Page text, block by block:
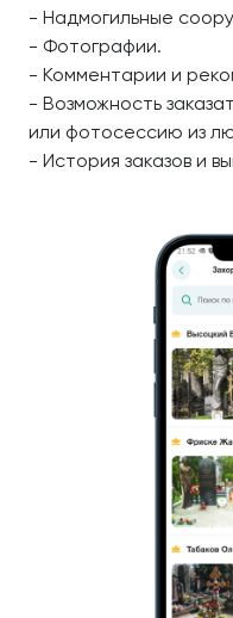
- Надмогильные
- Фотографии.
- Комментарии и
- Возможность
или фотосессию из
- История заказов и